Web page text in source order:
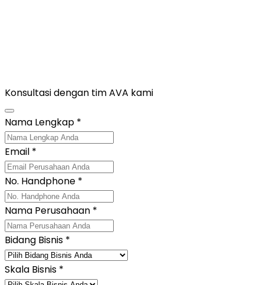
Konsultasi dengan timAVA kami
Nama Lengkap *
Email *
No. Handphone *
Nama Perusahaan *
Bidang Bisnis *
Skala Bisnis *